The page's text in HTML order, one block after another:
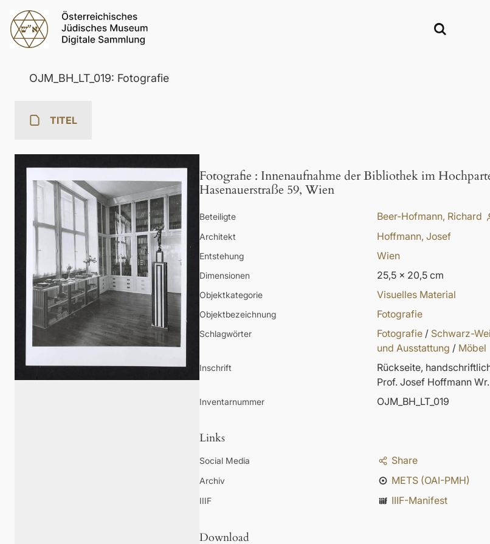
OJM_BH_LT_019: Fotografie
TITEL
Fotografie : Innenaufnahme der Bibliothek im
Hasenauerstraße 59, Wien
Beteiligte Beer-Hofmann, Richard
Architekt Hoffmann, Josef
Entstehung Wien
Dimensionen 25,5 x 20,5 cm
Objektkategorie Visuelles Material
Objektbezeichnung Fotografie
Schlagwörter Fotografie / Schwarz-
und Ausstattung / Möbel
Inschrift
Rückseite,
Prof. Josef Hoffmann
Inventarnummer OJM_BH_LT_019
Links
Social Media Share
Archiv METS (OAI-PMH)
IIIF IIIF-Manifest
Download